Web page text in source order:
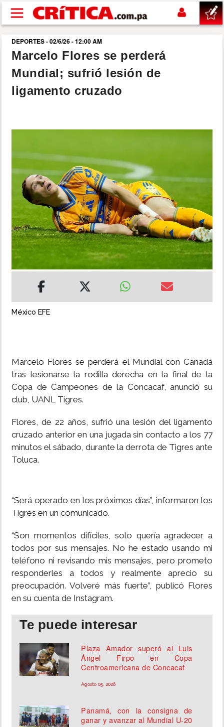
Pasar al contenido principal
buscar
SUCESOS
POLÍTICA
SHOW
DEPORTES
MUNDO
INSÓLITAS
MULTIMEDIA
IMPRESO
DEPORTES - 02/6/26 - 12:00 AM
Marcelo Flores se perderá
Mundial; sufrió lesión de
ligamento cruzado
México EFE
Marcelo Flores se perderá el Mundial con Canadá
tras lesionarse la rodilla derecha en la final de la
Copa de Campeones de la Concacaf, anunció su
club, UANL Tigres.
Flores, de 22 años, sufrió una lesión del ligamento
cruzado anterior en una jugada sin contacto a los 77
minutos el sábado, durante la derrota de Tigres ante
Toluca.
“Será operado en los próximos días”, informaron los
Tigres en un comunicado.
“Son momentos difíciles, solo quería agradecer a
todos por sus mensajes. No he estado usando mi
teléfono ni revisando mis mensajes, pero prometo
responderles a todos y realmente aprecio su
preocupación. Volveré más fuerte”, publicó Flores
en su cuenta de Instagram.
Te puede interesar
Plaza Amador superó al Luis
Ángel Firpo en Copa
Centroamericana de Concacaf
Agosto 05, 2026
Panamá, con la consigna de
ganar y avanzar al Mundial U-20